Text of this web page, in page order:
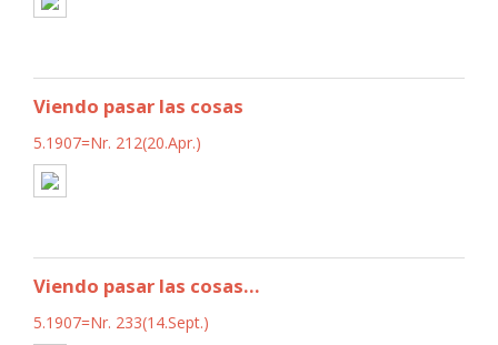
Viendo pasar las cosas
5.1907=Nr. 212(20.Apr.)
Viendo pasar las cosas...
5.1907=Nr. 233(14.Sept.)